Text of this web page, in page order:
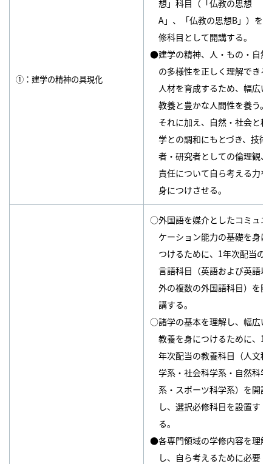
①：建学の精神の具現化
想」科目（「仏教の思想
A」、「仏教の思想B」）を必
修科目として開講する。
●建学の精神、人・もの・自然
の多様性を正しく理解できる
人材を育成するため、幅広い
教養と豊かな人間性を養う。
それに加え、自然・社会と科
学との調和にもとづき、技術
者・研究者としての倫理観、
責任について自ら考える力を
身につけさせる。
○外国語を媒介としたコミュニ
ケーション能力の基礎を身に
つけるために、1年次配当の
言語科目（英語および英語以
外の複数の外国語科目）を開
講する。
○諸学の基本を理解し、幅広い
教養を身につけるために、1
年次配当の教養科目（人文科
学系・社会科学系・自然科学
系・スポーツ科学系）を開講
し、選択必修科目を設置す
る。
●各専門領域の学修内容を理解
し、自ら考えるために必要